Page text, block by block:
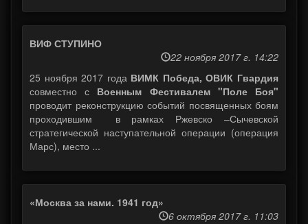
ВИФ СТУПИНО
22 ноября 2017 г. 14:22
25 ноября 2017 года ВИМК Победа, ОВИК Гвардия
совместно с Военным Фестивалем "Поле Боя"
проводит реконструкцию событий посвященных боям
проходившим в рамках Ржевско –Сычевской
стратегической наступательной операции (операция
Марс), место ...
«Москва за нами. 1941 год»
6 октября 2017 г. 11:03